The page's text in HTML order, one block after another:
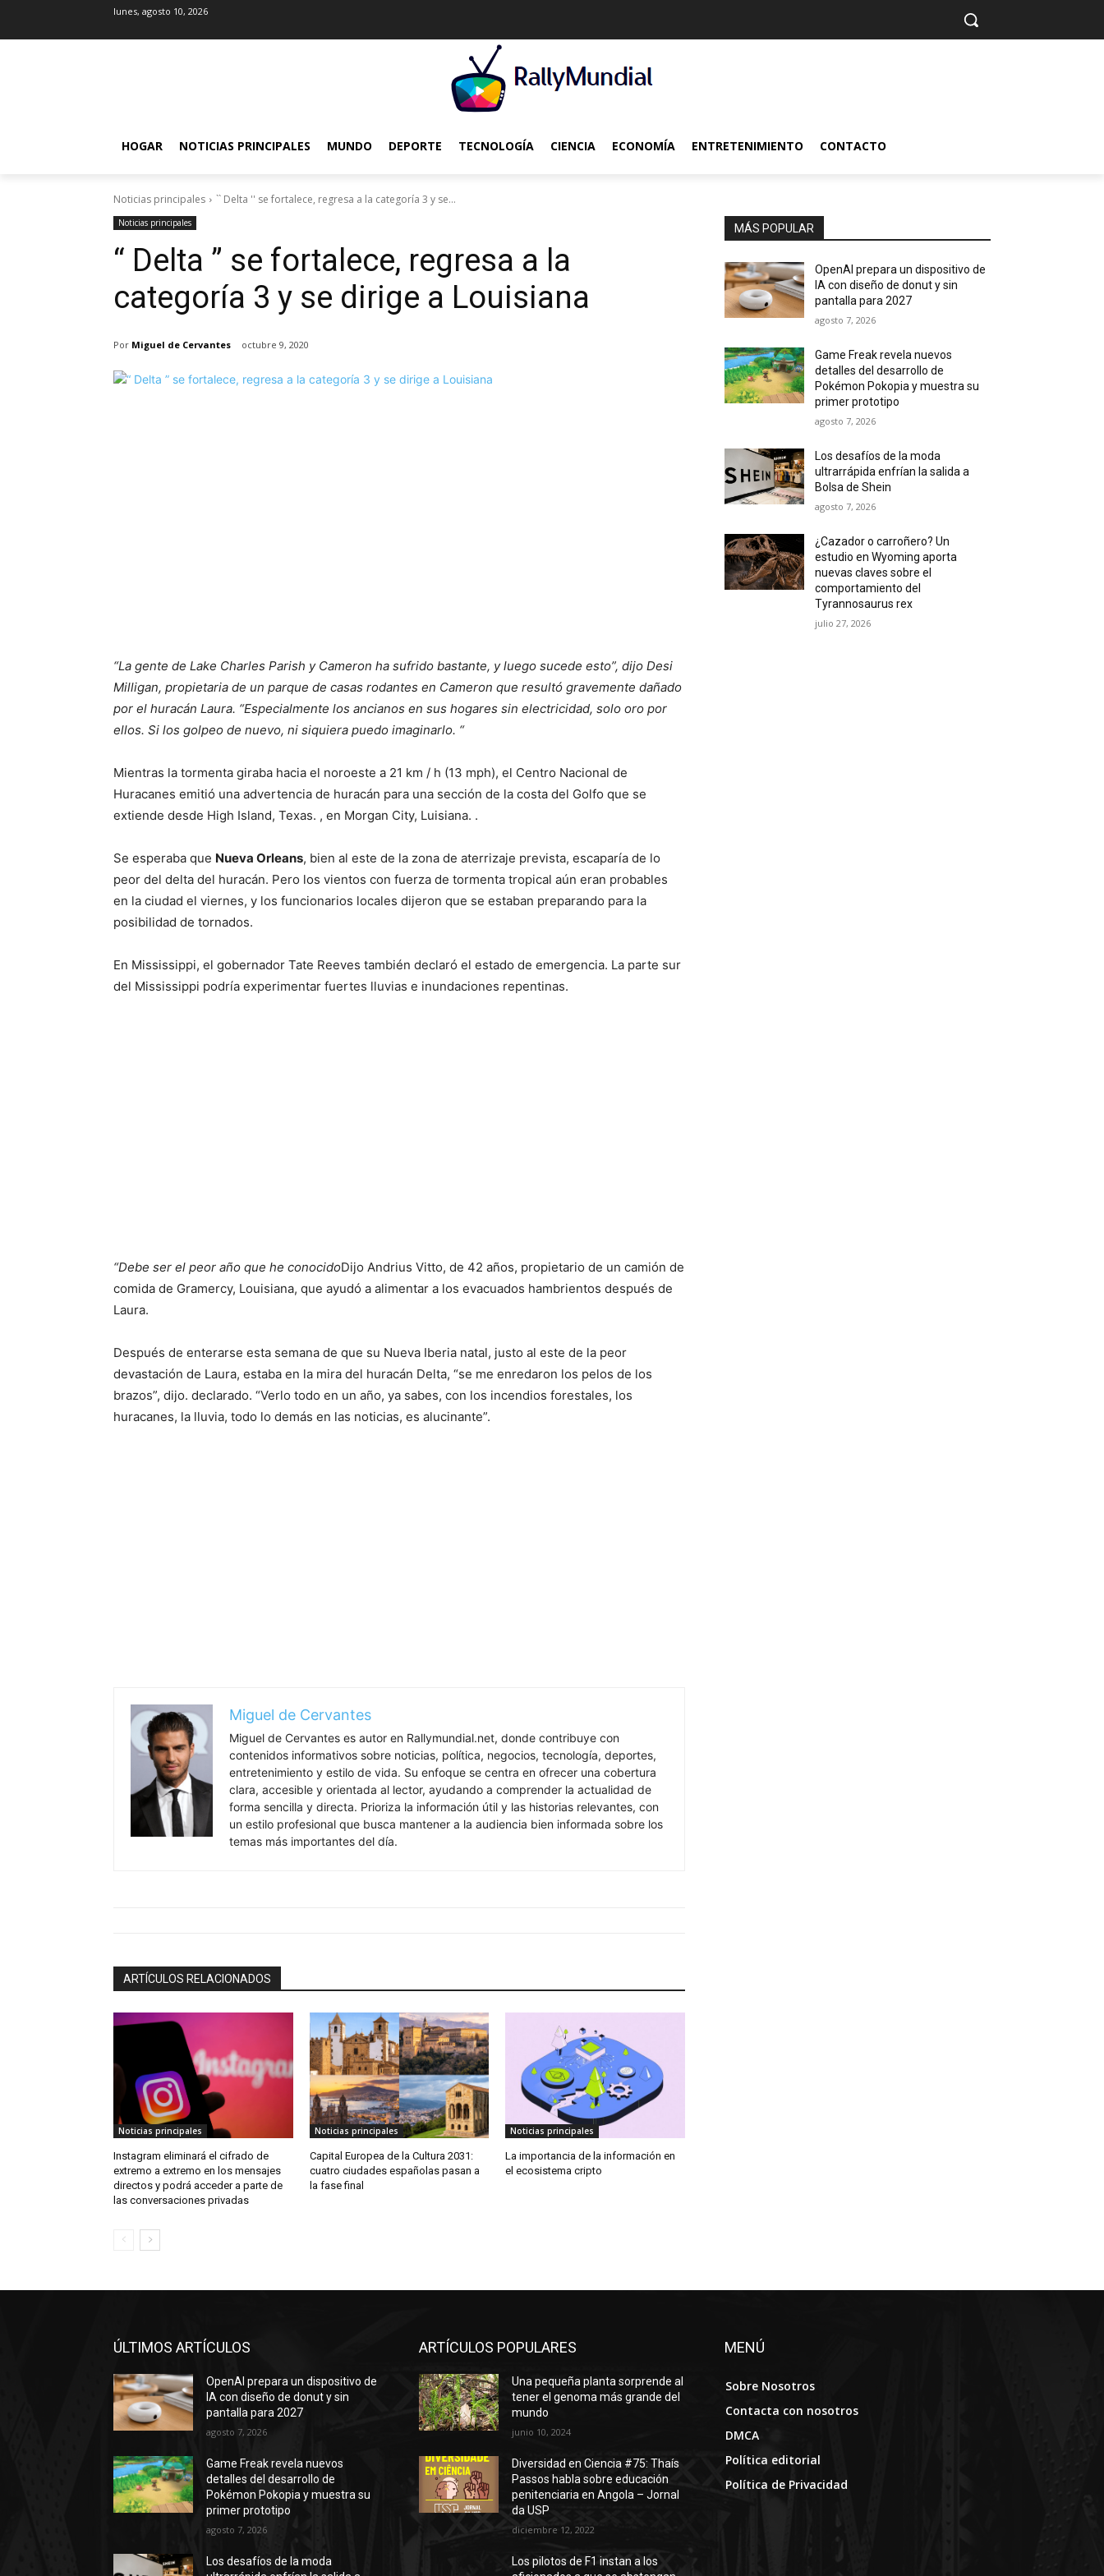
lunes, agosto 10, 2026
HOGAR NOTICIAS PRINCIPALES MUNDO DEPORTE TECNOLOGÍA CIENCIA ECONOMÍA ENTRETENIMIENTO CONTACTO
Noticias principales `` Delta '' se fortalece, regresa a la categoría 3 y se...
Noticias principales
“ Delta ” se fortalece, regresa a la
categoría 3 y se dirige a Louisiana
Por Miguel de Cervantes octubre 9, 2020
“La gente de Lake Charles Parish y Cameron ha sufrido bastante, y luego sucede esto”, dijo Desi
Milligan, propietaria de un parque de casas rodantes en Cameron que resultó gravemente dañado
por el huracán Laura. “Especialmente los ancianos en sus hogares sin electricidad, solo oro por
ellos. Si los golpeo de nuevo, ni siquiera puedo imaginarlo. “
Mientras la tormenta giraba hacia el noroeste a 21 km / h (13 mph), el Centro Nacional de
Huracanes emitió una advertencia de huracán para una sección de la costa del Golfo que se
extiende desde High Island, Texas. , en Morgan City, Luisiana. .
Se esperaba que Nueva Orleans, bien al este de la zona de aterrizaje prevista, escaparía de lo
peor del delta del huracán. Pero los vientos con fuerza de tormenta tropical aún eran probables
en la ciudad el viernes, y los funcionarios locales dijeron que se estaban preparando para la
posibilidad de tornados.
En Mississippi, el gobernador Tate Reeves también declaró el estado de emergencia. La parte sur
del Mississippi podría experimentar fuertes lluvias e inundaciones repentinas.
“Debe ser el peor año que he conocidoDijo Andrius Vitto, de 42 años, propietario de un camión de
comida de Gramercy, Louisiana, que ayudó a alimentar a los evacuados hambrientos después de
Laura.
Después de enterarse esta semana de que su Nueva Iberia natal, justo al este de la peor
devastación de Laura, estaba en la mira del huracán Delta, “se me enredaron los pelos de los
brazos”, dijo. declarado. “Verlo todo en un año, ya sabes, con los incendios forestales, los
huracanes, la lluvia, todo lo demás en las noticias, es alucinante”.
Miguel de Cervantes
Miguel de Cervantes es autor en Rallymundial.net, donde contribuye con
contenidos informativos sobre noticias, política, negocios, tecnología, deportes,
entretenimiento y estilo de vida. Su enfoque se centra en ofrecer una cobertura
clara, accesible y orientada al lector, ayudando a comprender la actualidad de
forma sencilla y directa. Prioriza la información útil y las historias relevantes, con
un estilo profesional que busca mantener a la audiencia bien informada sobre los
temas más importantes del día.
ARTÍCULOS RELACIONADOS
Noticias principales
Instagram eliminará el cifrado de
extremo a extremo en los mensajes
directos y podrá acceder a parte de
las conversaciones privadas
Noticias principales
Capital Europea de la Cultura 2031:
cuatro ciudades españolas pasan a
la fase final
Noticias principales
La importancia de la información en
el ecosistema cripto
MÁS POPULAR
OpenAI prepara un dispositivo de
IA con diseño de donut y sin
pantalla para 2027
agosto 7, 2026
Game Freak revela nuevos
detalles del desarrollo de
Pokémon Pokopia y muestra su
primer prototipo
agosto 7, 2026
Los desafíos de la moda
ultrarrápida enfrían la salida a
Bolsa de Shein
agosto 7, 2026
¿Cazador o carroñero? Un
estudio en Wyoming aporta
nuevas claves sobre el
comportamiento del
Tyrannosaurus rex
julio 27, 2026
ÚLTIMOS ARTÍCULOS
OpenAI prepara un dispositivo de
IA con diseño de donut y sin
pantalla para 2027
agosto 7, 2026
Game Freak revela nuevos
detalles del desarrollo de
Pokémon Pokopia y muestra su
primer prototipo
agosto 7, 2026
Los desafíos de la moda
ARTÍCULOS POPULARES
Una pequeña planta sorprende al
tener el genoma más grande del
mundo
junio 10, 2024
Diversidad en Ciencia #75: Thaís
Passos habla sobre educación
penitenciaria en Angola – Jornal
da USP
diciembre 12, 2022
Los pilotos de F1 instan a los
MENÚ
Sobre Nosotros
Contacta con nosotros
DMCA
Política editorial
Política de Privacidad